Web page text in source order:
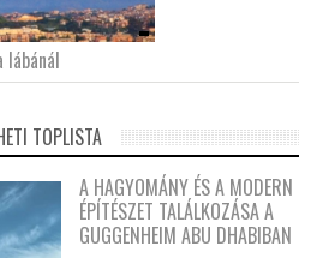
lábánál
TOPLISTA
A HAGYOMÁNY ÉS A MODERN
ÉPÍTÉSZET TALÁLKOZÁSA A
GUGGENHEIM ABU DHABIBAN